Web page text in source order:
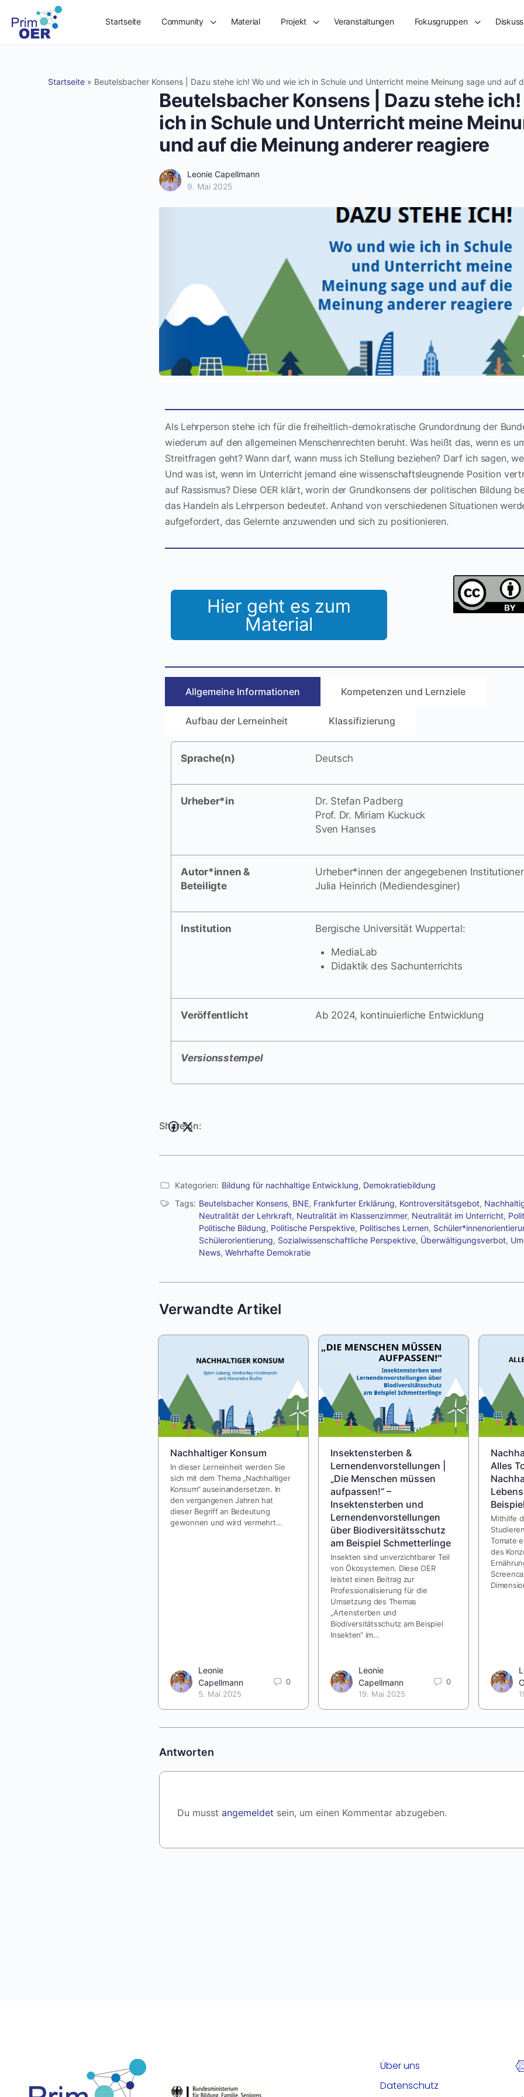
Startseite Community Material Projekt Veranstaltungen Fokusgruppen
Startseite » Beutelsbacher Konsens | Dazu stehe ich! Wo und wie ich in Schule und Unterricht meine Meinung sage und auf
Beutelsbacher Konsens | Dazu stehe
ich in Schule und Unterricht meine
und auf die Meinung anderer reagiere
Leonie Capellmann
9. Mai 2025
Als Lehrperson stehe ich für die freiheitlich-demokratische Grundordnung der
wiederum auf den allgemeinen Menschenrechten beruht. Was heißt das, wenn es
Streitfragen geht? Wann darf, wann muss ich Stellung beziehen? Darf ich sagen,
Und was ist, wenn im Unterricht jemand eine wissenschaftsleugnende Position
auf Rassismus? Diese OER klärt, worin der Grundkonsens der politischen Bildung
das Handeln als Lehrperson bedeutet. Anhand von verschiedenen Situationen
aufgefordert, das Gelernte anzuwenden und sich zu positionieren.
Hier geht es zum
Material
Allgemeine Informationen Kompetenzen und Lernziele
Aufbau der Lerneinheit Klassifizierung
Sprache(n) Deutsch
Urheber*in
Dr. Stefan Padberg
Prof. Dr. Miriam Kuckuck
Sven Hanses
Autor*innen &
Beteiligte
Urheber*innen der angegebenen
Julia Heinrich (Mediendesginer)
Institution
Bergische Universität Wuppertal:
MediaLab
Didaktik des Sachunterrichts
Veröffentlicht Ab 2024, kontinuierliche Entwicklung
Versionsstempel
Share on:
Kategorien: Bildung für nachhaltige Entwicklung, Demokratiebildung
Tags: Beutelsbacher Konsens, BNE, Frankfurter Erklärung, Kontroversitätsgebot,
Neutralität der Lehrkraft, Neutralität im Klassenzimmer, Neutralität im Unterricht,
Politische Bildung, Politische Perspektive, Politisches Lernen,
Schülerorientierung, Sozialwissenschaftliche Perspektive, Überwältigungsverbot,
News, Wehrhafte Demokratie
Verwandte Artikel
Nachhaltiger Konsum
In dieser Lerneinheit werden Sie
sich mit dem Thema „Nachhaltiger
Konsum“ auseinandersetzen. In
den vergangenen Jahren hat
dieser Begriff an Bedeutung
gewonnen und wird vermehrt…
Leonie
Capellmann
5. Mai 2025
0
Insektensterben &
Lernendenvorstellungen |
„Die Menschen müssen
aufpassen!“ –
Insektensterben und
Lernendenvorstellungen
über Biodiversitätsschutz
am Beispiel Schmetterlinge
Insekten sind unverzichtbarer Teil
von Ökosystemen. Diese OER
leistet einen Beitrag zur
Professionalisierung für die
Umsetzung des Themas
„Artensterben und
Biodiversitätsschutz am Beispiel
Insekten“ im…
Leonie
Capellmann
19. Mai 2025
0
Alles
Mithilfe
Tomate
des
Antworten
Du musst angemeldet sein, um einen Kommentar abzugeben.
Über uns
Datenschutz